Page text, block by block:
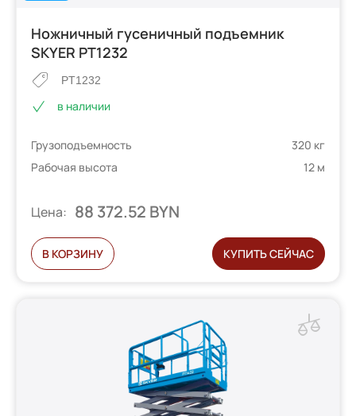
Ножничный гусеничный подъемник
SKYER PT1232
PT1232
в наличии
Грузоподъемность
320 кг
Рабочая высота
12 м
Цена: 88 372.52 BYN
В КОРЗИНУ КУПИТЬ СЕЙЧАС